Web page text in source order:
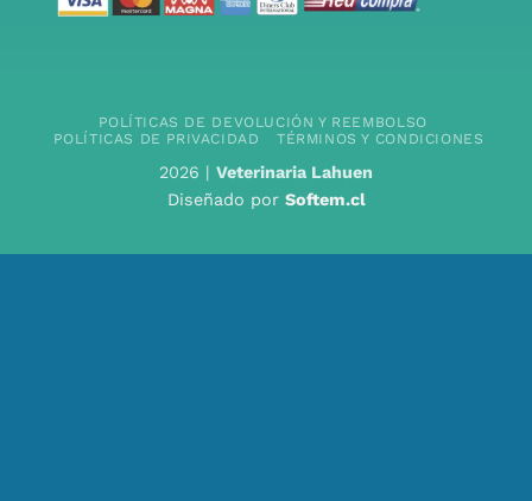
POLÍTICAS DE DEVOLUCIÓN Y REEMBOLSO
POLÍTICAS DE PRIVACIDAD
TÉRMINOS Y CONDICIONES
2026 | Veterinaria Lahuen
Diseñado por Softem.cl